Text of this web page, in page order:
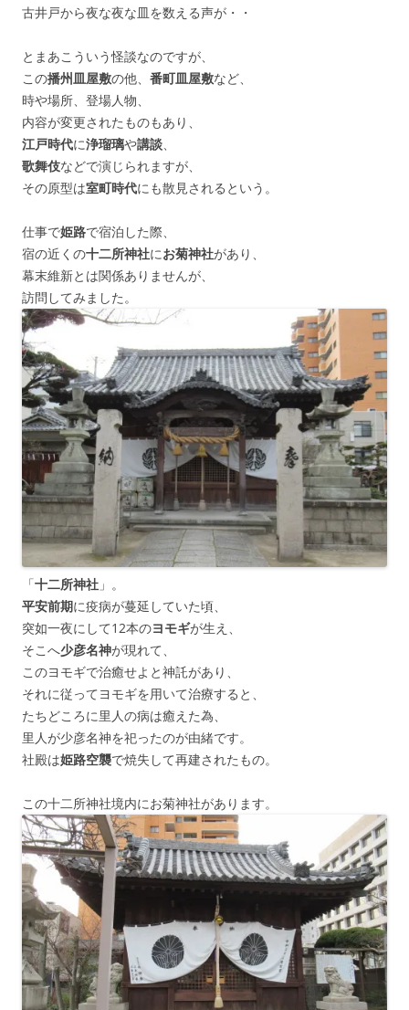
古井戸から夜な夜な皿を数える声が・・
とまあこういう怪談なのですが、
この播州皿屋敷の他、 番町皿屋敷など、
時や場所、登場人物、
内容が変更されたものもあり、
江戸時代に浄瑠璃や講談
歌舞伎などで演じられますが、
その原型は室町時代にも散見されるという。
仕事で姫路で宿泊した際、
宿の近くの十二所神社にお菊神社があり、
幕末維新とは関係ありませんが、
訪問してみました。
「十二所神社 」。
平安前期に疫病が蔓延していた頃、
突如一夜にして12本のヨモギが生え、
そこへ少彦名神が現れて、
このヨモギで治癒せよと神託があり、
それに従ってヨモギを用いて治療すると、
たちどころに里人の病は癒えた為、
里人が少彦名神を祀ったのが由緒です。
社殿は姫路空襲で焼失して再建されたもの。
この十二所神社境内にお菊神社があります。